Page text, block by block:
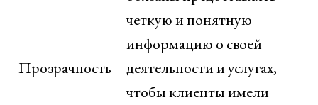
Прозрачность
четкую и понятную
информацию о своей
деятельности и услугах,
чтобы клиенты имели